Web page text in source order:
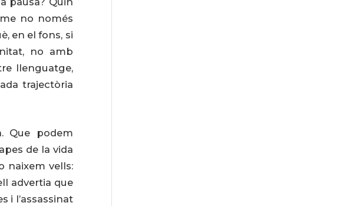
no només
en el fons, si
no amb
llenguatge,
trajectòria
Que podem
de la vida
naixem vells:
advertia que
i l’assassinat